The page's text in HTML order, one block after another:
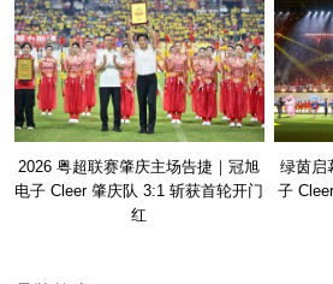
2026 粤超联赛肇庆主场告捷｜冠旭
电子 Cleer 肇庆队 3:1 斩获首轮开门
红
绿茵启
子